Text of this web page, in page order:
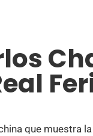
que muestra